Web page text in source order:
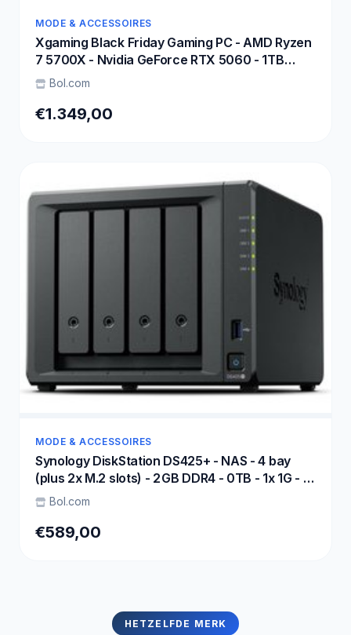
MODE & ACCESSOIRES
Xgaming Black Friday Gaming PC - AMD Ryzen
7 5700X - Nvidia GeForce RTX 5060 - 1TB
NVME SSD - 32GB DDR4
Bol.com
€1.349,00
MODE & ACCESSOIRES
Synology DiskStation DS425+ - NAS - 4 bay
(plus 2x M.2 slots) - 2 GB DDR4 - 0TB - 1x 1G - 1x
2.5G netwerk
Bol.com
€589,00
HETZELFDE MERK